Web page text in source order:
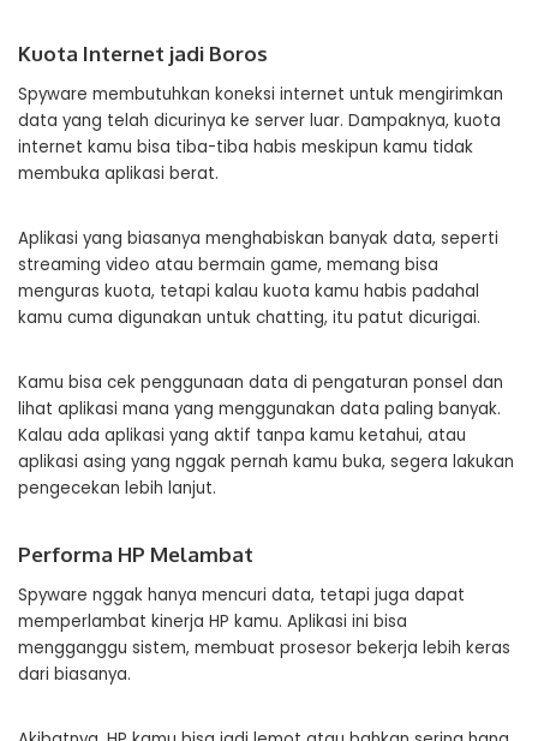
Kuota Internet jadi Boros
Spyware membutuhkan koneksi internet untuk mengirimkan
data yang telah dicurinya ke server luar. Dampaknya, kuota
internet kamu bisa tiba-tiba habis meskipun kamu tidak
membuka aplikasi berat.
Aplikasi yang biasanya menghabiskan banyak data, seperti
streaming video atau bermain game, memang bisa
menguras kuota, tetapi kalau kuota kamu habis padahal
kamu cuma digunakan untuk chatting, itu patut dicurigai.
Kamu bisa cek penggunaan data di pengaturan ponsel dan
lihat aplikasi mana yang menggunakan data paling banyak.
Kalau ada aplikasi yang aktif tanpa kamu ketahui, atau
aplikasi asing yang nggak pernah kamu buka, segera lakukan
pengecekan lebih lanjut.
Performa HP Melambat
Spyware nggak hanya mencuri data, tetapi juga dapat
memperlambat kinerja HP kamu. Aplikasi ini bisa
mengganggu sistem, membuat prosesor bekerja lebih keras
dari biasanya.